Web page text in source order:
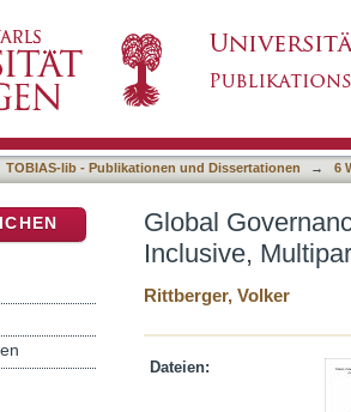
TOBIAS-lib - Publikationen und Dissertationen → 6
Global
Inclusive,
Rittberger, Volker
Dateien: